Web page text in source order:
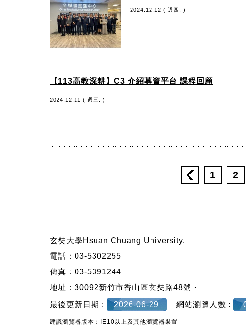
2024.12.12 ( 週四. )
【113高教深耕】C3 介紹募資平台 課程回顧
2024.12.11 ( 週三. )
1 2
玄奘大學Hsuan Chuang University.
電話：03-5302255
傳真：03-5391244
地址：30092新竹市香山區玄奘路48號・
最後更新日期 : 2026-06-29 網站瀏覽人數 :
建議瀏覽器版本：IE10以上及其他瀏覽器裝置